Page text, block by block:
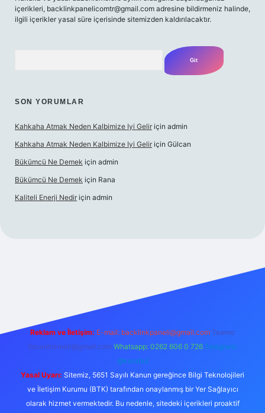
içerikleri, backlinkpanelicomtr@gmail.com adresine bildirmeniz halinde,
ilgili içerikler yasal süre içerisinde sitemizden kaldırılacaktır.
SON YORUMLAR
Kahkaha Atmak Neden Kalbimize Iyi Gelir için admin
Kahkaha Atmak Neden Kalbimize Iyi Gelir için Gülcan
Bükümcü Ne Demek için admin
Bükümcü Ne Demek için Rana
Kaliteli Enerji Nedir için admin
Reklam ve İletişim: E-mail: backlinkpaneli@gmail.com Teams:
forumhizmeti@gmail.com Whatsapp: 0262 606 0 726 Telegram:
@karabul
Yasal Uyarı: Sitemiz, 5651 Sayılı Kanun gereğince Bilgi Teknolojileri
ve İletişim Kurumu (BTK) tarafından onaylanmış bir Yer Sağlayıcı
olarak hizmet vermektedir. Bu nedenle, sitedeki içerikleri proaktif